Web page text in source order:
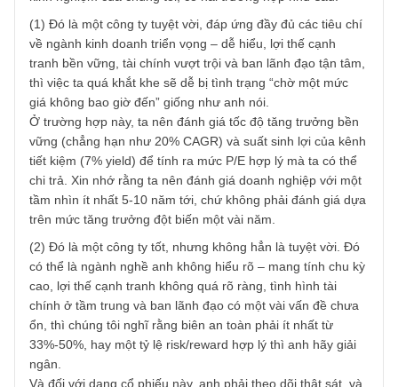
ngồi chần chừ mút ngón tay (thumbsucking) quá lâu khi
doanh nghiệp tuyệt vời đó được bày bán cho ta ở giá hấp
dẫn nhưng không hẳn là rẻ, đều là những sai lầm mà một
nhà đầu tư thông minh cần tránh. Quá do dự cũng không
tốt, mà quá hối hả – mất kiên nhẫn cũng không tốt.
Như vậy, mức độ biên an toàn bao nhiêu là hợp lý? Trên
kinh nghiệm của chúng tôi, có hai trường hợp như sau:
(1) Đó là một công ty tuyệt vời, đáp ứng đầy đủ các tiêu
về ngành kinh doanh triển vọng – dễ hiểu, lợi thế cạnh
tranh bền vững, tài chính vượt trội và ban lãnh đạo tận
thì việc ta quá khắt khe sẽ dễ bị tình trạng “chờ một mức
giá không bao giờ đến” giống như anh nói.
Ở trường hợp này, ta nên đánh giá tốc độ tăng trưởng
vững (chẳng hạn như 20% CAGR) và suất sinh lợi của
tiết kiệm (7% yield) để tính ra mức P/E hợp lý mà ta có thể
chi trả. Xin nhớ rằng ta nên đánh giá doanh nghiệp với